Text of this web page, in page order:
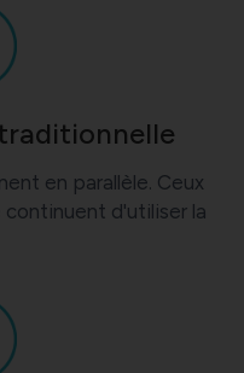
en parallèle. Ceux
d'utiliser la